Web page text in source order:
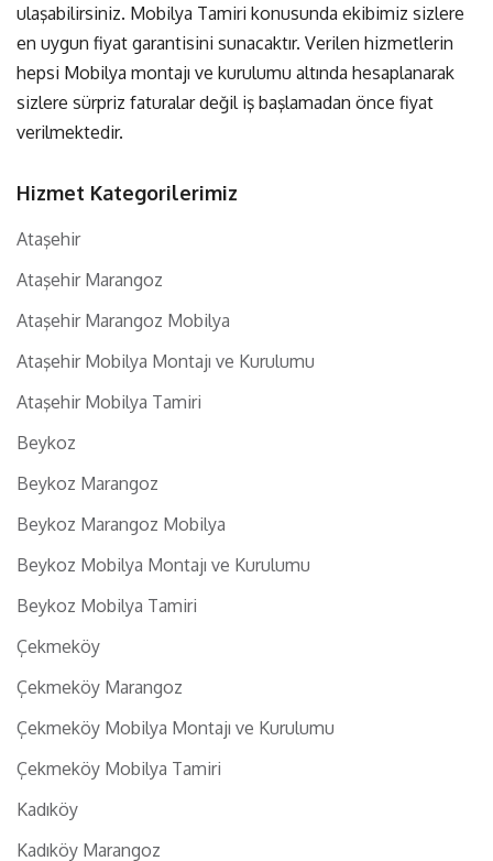
ulaşabilirsiniz. Mobilya Tamiri konusunda ekibimiz sizlere
en uygun fiyat garantisini sunacaktır. Verilen hizmetlerin
hepsi Mobilya montajı ve kurulumu altında hesaplanarak
sizlere sürpriz faturalar değil iş başlamadan önce fiyat
verilmektedir.
Hizmet Kategorilerimiz
Ataşehir
Ataşehir Marangoz
Ataşehir Marangoz Mobilya
Ataşehir Mobilya Montajı ve Kurulumu
Ataşehir Mobilya Tamiri
Beykoz
Beykoz Marangoz
Beykoz Marangoz Mobilya
Beykoz Mobilya Montajı ve Kurulumu
Beykoz Mobilya Tamiri
Çekmeköy
Çekmeköy Marangoz
Çekmeköy Mobilya Montajı ve Kurulumu
Çekmeköy Mobilya Tamiri
Kadıköy
Kadıköy Marangoz